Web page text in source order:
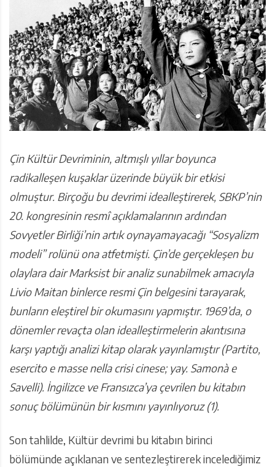
Çin Kültür Devriminin, altmışlı yıllar boyunca
radikalleşen kuşaklar üzerinde büyük bir etkisi
olmuştur. Birçoğu bu devrimi idealleştirerek, SBKP’nin
20. kongresinin resmî açıklamalarının ardından
Sovyetler Birliği’nin artık oynayamayacağı “Sosyalizm
modeli” rolünü ona atfetmişti. Çin’de gerçekleşen bu
olaylara dair Marksist bir analiz sunabilmek amacıyla
Livio Maitan binlerce resmi Çin belgesini tarayarak,
bunların eleştirel bir okumasını yapmıştır. 1969’da, o
dönemler revaçta olan idealleştirmelerin akıntısına
karşı yaptığı analizi kitap olarak yayınlamıştır (Partito,
esercito e masse nella crisi cinese; yay. Samonà e
Savelli). İngilizce ve Fransızca’ya çevrilen bu kitabın
sonuç bölümünün bir kısmını yayınlıyoruz (1).
Son tahlilde, Kültür devrimi bu kitabın birinci
bölümünde açıklanan ve sentezleştirerek incelediğimiz